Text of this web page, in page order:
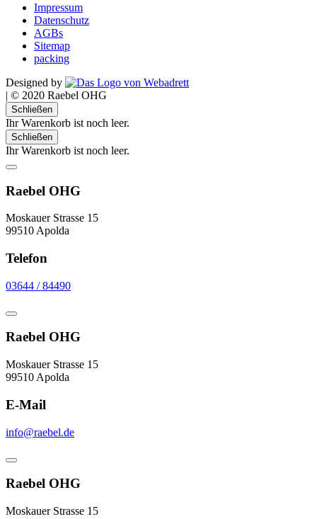
Impressum
Datenschutz
AGBs
Sitemap
packing
Designed by
| © 2020 Raebel OHG
Schließen
Ihr Warenkorb ist noch leer.
Schließen
Ihr Warenkorb ist noch leer.
Raebel OHG
Moskauer Strasse 15
99510 Apolda
Telefon
03644 / 84490
Raebel OHG
Moskauer Strasse 15
99510 Apolda
E-Mail
info@raebel.de
Raebel OHG
Moskauer Strasse 15